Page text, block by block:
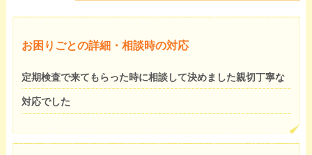
お困りごとの詳細・相談時の対応
定期検査で来てもらった時に相談して決めました親切丁寧な
対応でした